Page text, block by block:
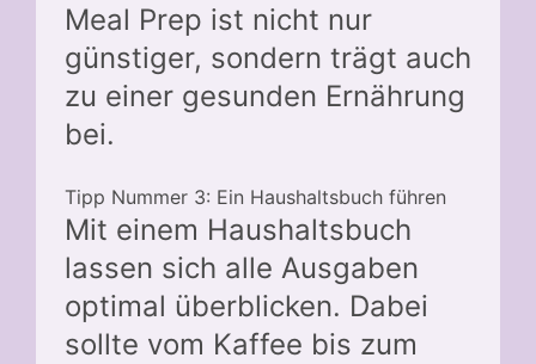
Meal Prep ist nicht nur
günstiger, sondern trägt auch
zu einer gesunden Ernährung
bei.
Tipp Nummer 3: Ein Haushaltsbuch führen
Mit einem Haushaltsbuch
lassen sich alle Ausgaben
optimal überblicken. Dabei
sollte vom Kaffee bis zum